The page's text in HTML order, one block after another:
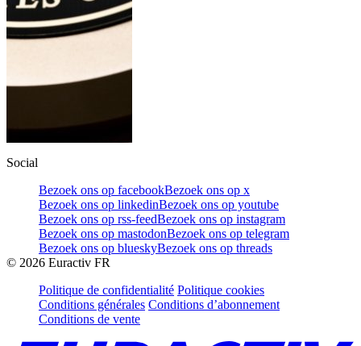
Social
Bezoek ons op facebookBezoek ons op x
Bezoek ons op linkedinBezoek ons op youtube
Bezoek ons op rss-feedBezoek ons op instagram
Bezoek ons op mastodonBezoek ons op telegram
Bezoek ons op blueskyBezoek ons op threads
© 2026 Euractiv FR
Politique de confidentialité Politique cookies
Conditions générales Conditions d’abonnement
Conditions de vente